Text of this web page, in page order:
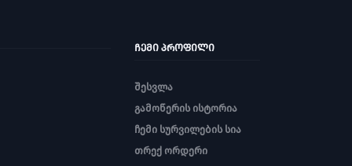
ᲩᲔᲛᲘ ᲞᲠᲝᲤᲘᲚᲘ
შესვლა
გამოწერის ისტორია
ჩემი სურვილების სია
თრექ ორდერი